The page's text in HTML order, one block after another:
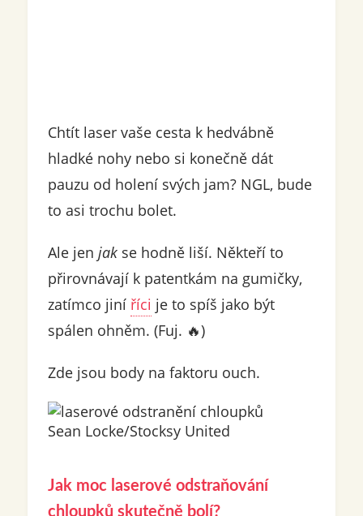
Chtít laser vaše cesta k hedvábně
hladké nohy nebo si konečně dát
pauzu od holení svých jam? NGL, bude
to asi trochu bolet.
Ale jen jakse hodně liší. Někteří to
přirovnávají k patentkám na gumičky,
zatímco jiní říci je to spíš jako být
spálen ohněm. (Fuj. 🔥)
Zde jsou body na faktoru ouch.
Sean Locke/Stocksy United
Jak moc laserové odstraňování
chloupků skutečně bolí?